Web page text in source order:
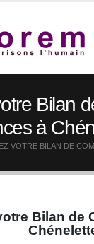
Bilan
à
VOTRE BILAN DE
Bilan de